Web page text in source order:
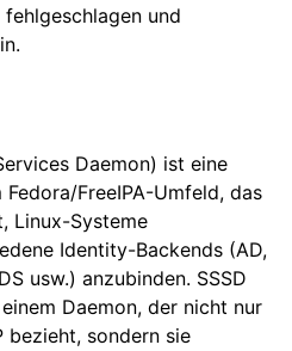
und
Daemon) ist eine
FreeIPA-Umfeld, das
Linux-Systeme
Identity-Backends (AD,
usw.) anzubinden. SSSD
Daemon, der nicht nur
bezieht, sondern sie